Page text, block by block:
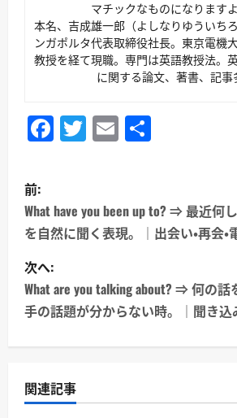
マチックなものになりますよ
本名、吉成雄一郎（よしなりゆういち
ンガポルタ代表取締役社長。東京電機
教授を経て現職。専門は英語教授法。
に関する論文、著書、記事
Facebook
Twitter
Email
投
稿
ナ
ビ
ゲ
ー
シ
前:
What have you been up to? ⇒ 最近何
を自然に聞く表現。｜出会い・再会・
次へ:
What are you talking about? ⇒ 何の
手の話題が分からない時。｜聞き込
関連記事